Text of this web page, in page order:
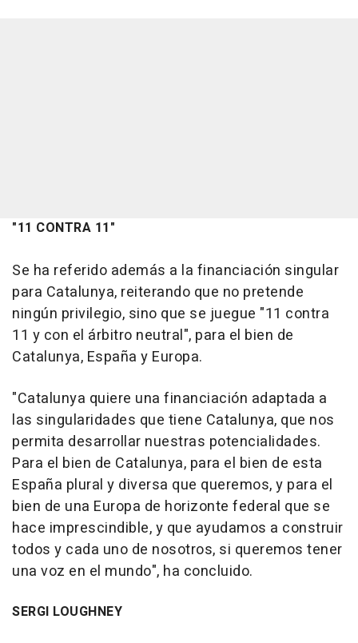
"11 CONTRA 11"
Se ha referido además a la financiación singular
para Catalunya, reiterando que no pretende
ningún privilegio, sino que se juegue "11 contra
11 y con el árbitro neutral", para el bien de
Catalunya, España y Europa.
"Catalunya quiere una financiación adaptada a
las singularidades que tiene Catalunya, que nos
permita desarrollar nuestras potencialidades.
Para el bien de Catalunya, para el bien de esta
España plural y diversa que queremos, y para el
bien de una Europa de horizonte federal que se
hace imprescindible, y que ayudamos a construir
todos y cada uno de nosotros, si queremos tener
una voz en el mundo", ha concluido.
SERGI LOUGHNEY